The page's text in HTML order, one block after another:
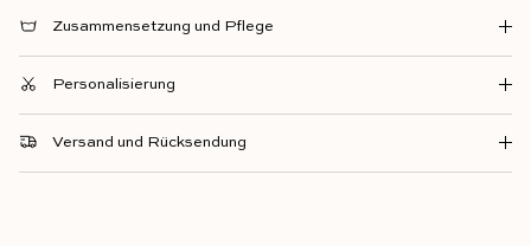
Zusammensetzung und Pflege
Personalisierung
Versand und Rücksendung